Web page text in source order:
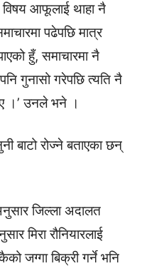
विषय आफूलाई थाहा नै
पढेपछि मात्र
हुँ, समाचारमा नै
गुनासो गरेपछि त्यति नै
।’ उनले भने ।
बाटो रोज्ने बताएका छन्
जिल्ला अदालत
मिरा रौनियारलाई
जग्गा बिक्री गर्ने भनि